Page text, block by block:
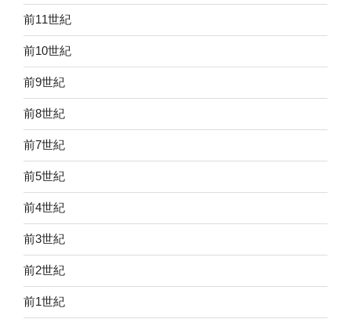
前11世紀
前10世紀
前9世紀
前8世紀
前7世紀
前5世紀
前4世紀
前3世紀
前2世紀
前1世紀